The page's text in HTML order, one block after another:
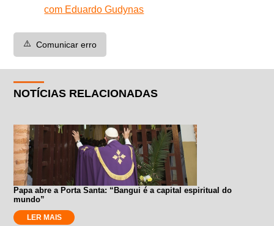
com Eduardo Gudynas
⚠️ Comunicar erro
NOTÍCIAS RELACIONADAS
Papa abre a Porta Santa: “Bangui é a capital espiritual do
mundo”
LER MAIS